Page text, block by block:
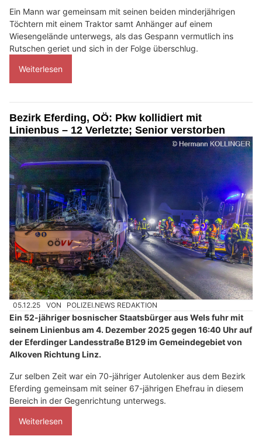
Ein Mann war gemeinsam mit seinen beiden minderjährigen
Töchtern mit einem Traktor samt Anhänger auf einem
Wiesengelände unterwegs, als das Gespann vermutlich ins
Rutschen geriet und sich in der Folge überschlug.
Weiterlesen
Bezirk Eferding, OÖ: Pkw kollidiert mit
Linienbus – 12 Verletzte; Senior verstorben
05.12.25 VON POLIZEI.NEWS REDAKTION
Ein 52-jähriger bosnischer Staatsbürger aus Wels fuhr mit
seinem Linienbus am 4. Dezember 2025 gegen 16:40 Uhr auf
der Eferdinger Landesstraße B129 im Gemeindegebiet von
Alkoven Richtung Linz.
Zur selben Zeit war ein 70-jähriger Autolenker aus dem Bezirk
Eferding gemeinsam mit seiner 67-jährigen Ehefrau in diesem
Bereich in der Gegenrichtung unterwegs.
Weiterlesen